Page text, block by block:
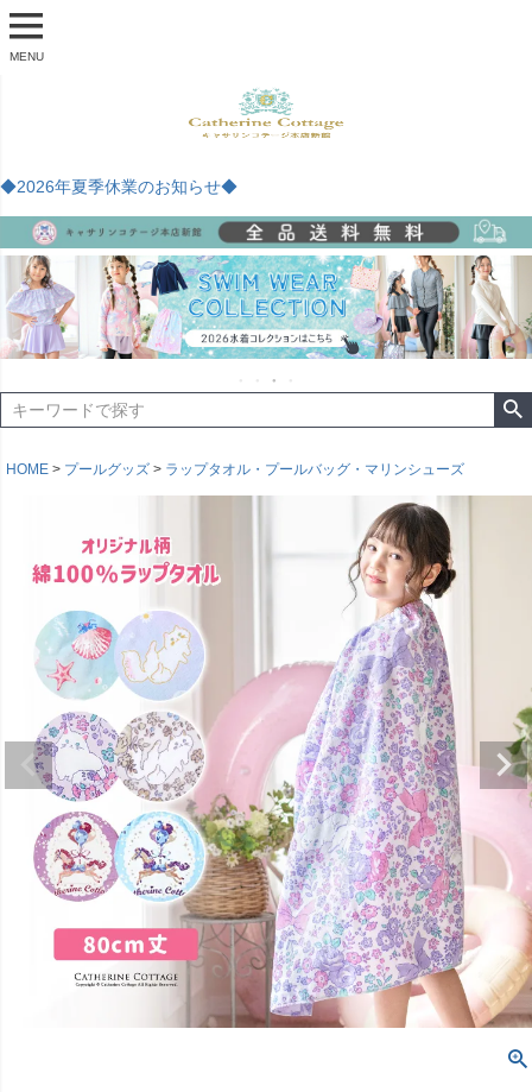
MENU
◆2026年夏季休業のお知らせ◆
HOME プールグッズ ラップタオル・プールバッグ・マリンシューズ